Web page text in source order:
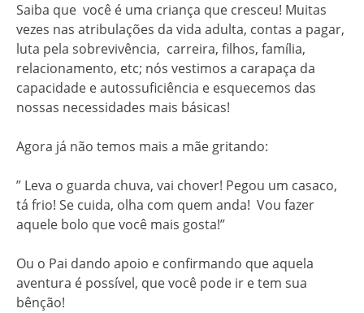
Saiba que você é uma criança que cresceu! Muitas
vezes nas atribulações da vida adulta, contas a pagar,
luta pela sobrevivência, carreira, filhos, família,
relacionamento, etc; nós vestimos a carapaça da
capacidade e autossuficiência e esquecemos das
nossas necessidades mais básicas!
Agora já não temos mais a mãe gritando:
” Leva o guarda chuva, vai chover! Pegou um casaco,
tá frio! Se cuida, olha com quem anda! Vou fazer
aquele bolo que você mais gosta!”
Ou o Pai dando apoio e confirmando que aquela
aventura é possível, que você pode ir e tem sua
bênção!